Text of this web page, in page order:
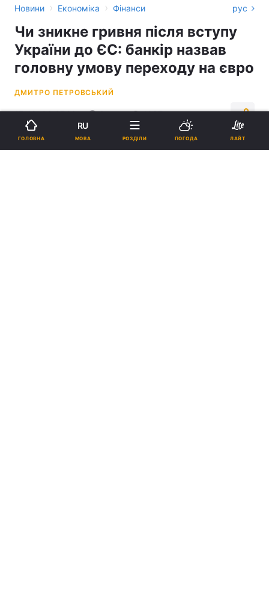
Новини › Економіка › Фінанси рус
Чи зникне гривня після вступу
України до ЄС: банкір назвав
головну умову переходу на євро
ДМИТРО ПЕТРОВСЬКИЙ
17:48, 06.07.26 3 хв. 1087
Підпишіться на нас в Google
ГОЛОВНА
RU
МОВА РОЗДІЛИ ПОГОДА ЛАЙТ